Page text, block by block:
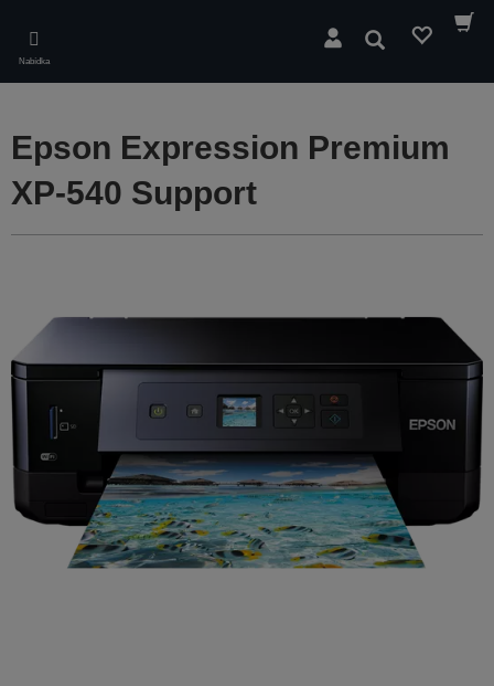
main
content
Nabídka
Hledat
Epson Expression Premium
XP-540 Support